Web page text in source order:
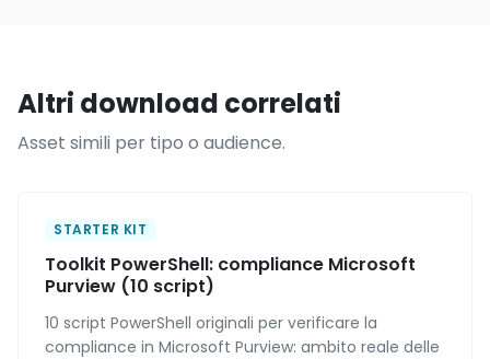
Altri download correlati
Asset simili per tipo o audience.
STARTER KIT
Toolkit PowerShell: compliance Microsoft
Purview (10 script)
10 script PowerShell originali per verificare la
compliance in Microsoft Purview: ambito reale delle